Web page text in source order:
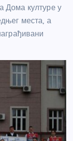
Дома културе у
места, а